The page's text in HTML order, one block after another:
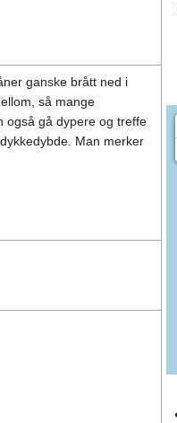
ganske brått ned i
så mange
også gå dypere og treffe
Man merker